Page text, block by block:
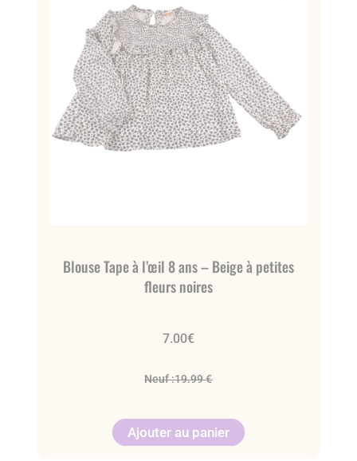
Blouse Tape à l’œil 8 ans – Beige à petites
fleurs noires
7.00€
Neuf :19.99 €
Ajouter au panier